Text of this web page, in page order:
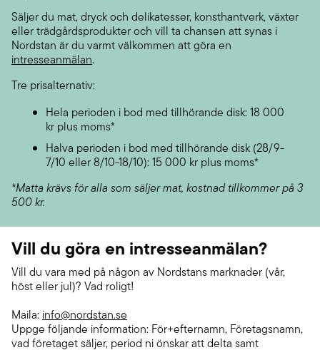
Säljer du mat, dryck och delikatesser, konsthantverk, växter
eller trädgårdsprodukter och vill ta chansen att synas i
Nordstan är du varmt välkommen att göra en
intresseanmälan.
Tre prisalternativ:
Hela perioden i bod med tillhörande disk: 18 000
kr plus moms*
Halva perioden i bod med tillhörande disk (28/9-
7/10 eller 8/10-18/10): 15 000 kr plus moms*
*Matta krävs för alla som säljer mat, kostnad tillkommer på 3
500 kr.
Vill du göra en intresseanmälan?
Vill du vara med på någon av Nordstans marknader (vår,
höst eller jul)? Vad roligt!
Maila: info@nordstan.se
Uppge följande information: För+efternamn, Företagsnamn,
vad företaget säljer, period ni önskar att delta samt